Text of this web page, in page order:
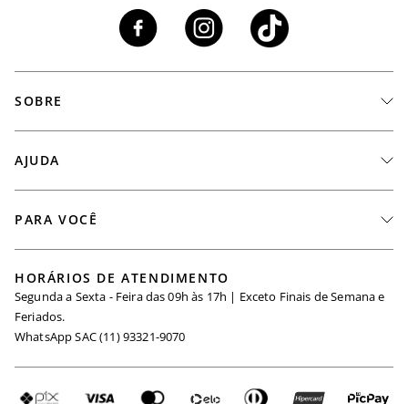
SOBRE
Seja um Revendedor
Igualdade Salarial
Requisição de Dados
AJUDA
Minha Conta
Trocas
PARA VOCÊ
Maternidade
Seja um Afiliado
HORÁRIOS DE ATENDIMENTO
Segunda a Sexta - Feira das 09h às 17h | Exceto Finais de Semana e
Feriados.
WhatsApp SAC (11) 93321-9070